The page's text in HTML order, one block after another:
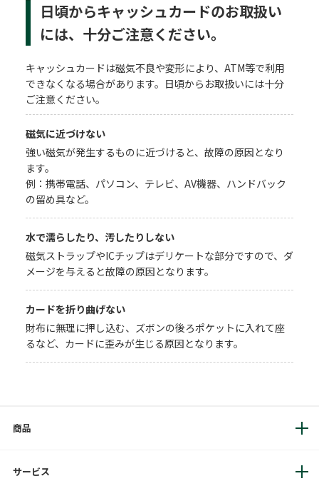
日頃からキャッシュカードのお取扱い
には、十分ご注意ください。
キャッシュカードは磁気不良や変形により、ATM等で利用
できなくなる場合があります。日頃からお取扱いには十分
ご注意ください。
磁気に近づけない
強い磁気が発生するものに近づけると、故障の原因となり
ます。
例：携帯電話、パソコン、テレビ、AV機器、ハンドバック
の留め具など。
水で濡らしたり、汚したりしない
磁気ストラップやICチップはデリケートな部分ですので、ダ
メージを与えると故障の原因となります。
カードを折り曲げない
財布に無理に押し込む、ズボンの後ろポケットに入れて座
るなど、カードに歪みが生じる原因となります。
商品
サービス